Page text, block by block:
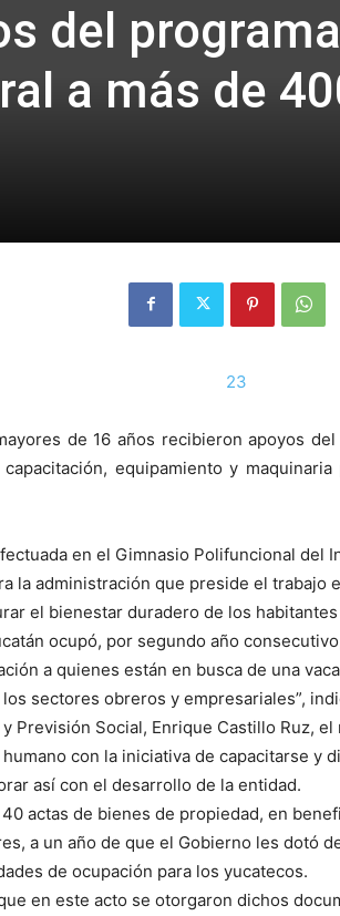
del programa
a más de
de 16 años recibieron apoyos
equipamiento y
en el Gimnasio Polifuncional del
la administración que preside el
el bienestar duradero de los
ocupó, por segundo año
a quienes están en busca de una
sectores obreros y empresariales”,
Previsión Social, Enrique Castillo Ruz,
con la iniciativa de capacitarse
así con el desarrollo de la entidad.
actas de bienes de propiedad, en
a un año de que el Gobierno les dotó
de ocupación para los yucatecos.
en este acto se otorgaron dichos